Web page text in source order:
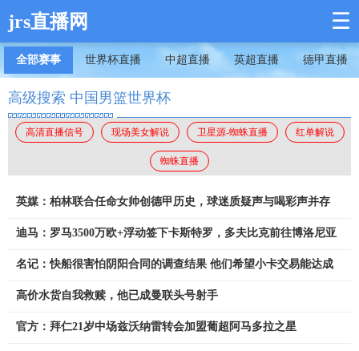
jrs直播网 ☰
全部赛事 世界杯直播 中超直播 英超直播 德甲直播
高级搜索 中国男篮世界杯
高清直播信号 现场美女解说 卫星源-蜘蛛直播 红单解说
蜘蛛直播
英媒：柏林联合任命女帅创德甲历史，球迷质疑声与喝彩声并存
迪马：罗马3500万欧+浮动签下卡斯特罗，多夫比克前往博洛尼亚
名记：快船很害怕阴阳合同的调查结果 他们希望小卡交易能达成
高价水货自我救赎，他已成曼联头号射手
官方：拜仁21岁中场兹沃纳雷转会加盟葡超阿马多拉之星